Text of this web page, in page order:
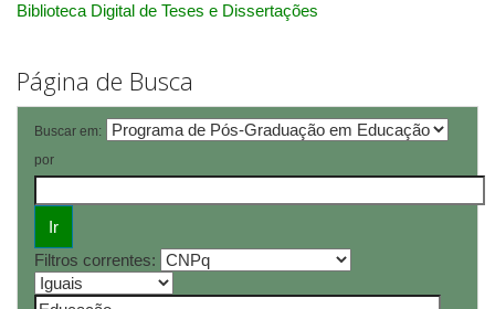
Biblioteca Digital de Teses e Dissertações
Página de Busca
Buscar em:
por
Filtros correntes: